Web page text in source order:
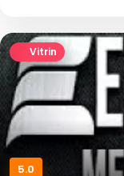
Vitrin
5.0